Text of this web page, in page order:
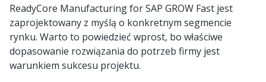
ReadyCore Manufacturing for SAP GROW Fast jest
zaprojektowany z myślą o konkretnym segmencie
rynku. Warto to powiedzieć wprost, bo właściwe
dopasowanie rozwiązania do potrzeb firmy jest
warunkiem sukcesu projektu.